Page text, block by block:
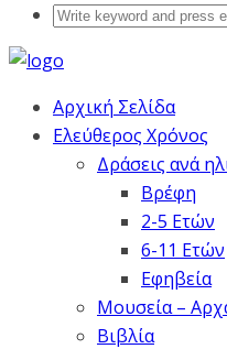
Αρχική Σελίδα
Ελεύθερος Χρόνος
Δράσεις ανά
Βρέφη
2-5 Ετών
6-11 Ετών
Εφηβεία
Μουσεία –
Βιβλία